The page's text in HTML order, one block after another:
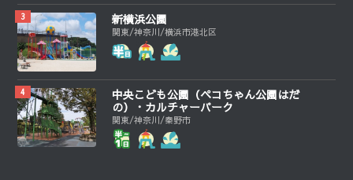
新横浜公園
関東/神奈川/横浜市港北区
中央こども公園（ペコちゃん公園はだ
の）・カルチャーパーク
関東/神奈川/秦野市